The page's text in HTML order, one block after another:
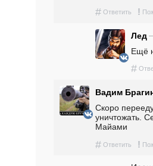
# Ответить !
Лед
Ещё
#
Вадим
Скоро
уничтожать.
Майами
# Ответить !